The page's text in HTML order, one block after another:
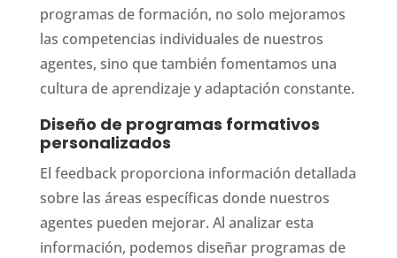
programas de formación, no solo mejoramos
las competencias individuales de nuestros
agentes, sino que también fomentamos una
cultura de aprendizaje y adaptación constante.
Diseño de programas formativos
personalizados
El feedback proporciona información detallada
sobre las áreas específicas donde nuestros
agentes pueden mejorar. Al analizar esta
información, podemos diseñar programas de